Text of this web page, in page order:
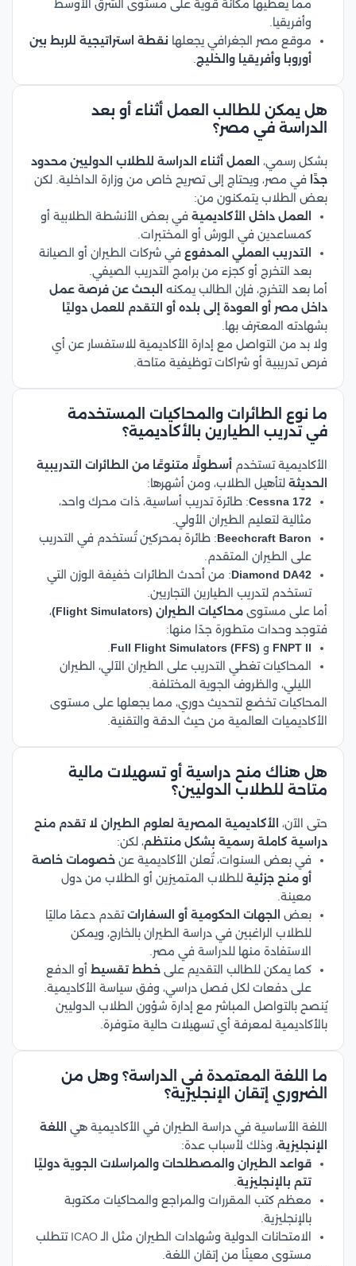
مما يعطيها مكانة قوية على مستوى الشرق الأوسط
وأفريقيا.
موقع مصر الجغرافي يجعلها نقطة استراتيجية للربط بين
أوروبا وأفريقيا والخليج
هل يمكن للطالب العمل أثناء أو بعد
الدراسة في مصر؟
بشكل رسمي،
العمل أثناء الدراسة للطلاب الدوليين محدود
جدًا في مصر، ويحتاج إلى تصريح خاص من وزارة الداخلية. لكن
بعض الطلاب يتمكنون من:
العمل داخل الأكاديمية في بعض الأنشطة الطلابية أو
كمساعدين في الورش أو المختبرات.
التدريب العملي المدفوع في شركات الطيران أو الصيانة
بعد التخرج أو كجزء من برامج التدريب الصيفي.
أما بعد التخرج، فإن الطالب يمكنه
البحث عن فرصة عمل
داخل مصر أو العودة إلى بلده أو التقدم للعمل دوليًا
بشهادته المعترف بها.
ولا بد من التواصل مع إدارة الأكاديمية للاستفسار عن أي
فرص تدريبية أو شراكات توظيفية متاحة.
ما نوع الطائرات والمحاكيات المستخدمة
في تدريب الطيارين بالأكاديمية؟
الأكاديمية تستخدم أسطولًا متنوعًا من الطائرات التدريبية
الحديثة لتأهيل الطلاب، ومن أشهرها:
Cessna 172: طائرة تدريب أساسية، ذات محرك واحد،
مثالية لتعليم الطيران الأولي.
Beechcraft Baron: طائرة بمحركين تُستخدم في التدريب
على الطيران المتقدم.
Diamond DA42: من أحدث الطائرات خفيفة الوزن التي
تستخدم لتدريب الطيارين التجاريين.
أما على مستوى محاكيات الطيران (Flight Simulators)
،
فتوجد وحدات متطورة جدًا منها:
FNPT II و Full Flight Simulators (FFS)
المحاكيات تغطي التدريب على الطيران الآلي، الطيران
الليلي، والظروف الجوية المختلفة.
المحاكيات تخضع لتحديث دوري، مما يجعلها على مستوى
الأكاديميات العالمية من حيث الدقة والتقنية.
هل هناك منح دراسية أو تسهيلات مالية
متاحة للطلاب الدوليين؟
حتى الآن، الأكاديمية المصرية لعلوم الطيران لا تقدم منح
دراسية كاملة رسمية بشكل منتظم، لكن:
في بعض السنوات، تُعلن الأكاديمية عن خصومات خاصة
أو منح جزئية للطلاب المتميزين أو الطلاب من دول
معينة.
بعض
الجهات الحكومية أو السفاراتتقدم دعمًا ماليًا
للطلاب الراغبين في دراسة الطيران بالخارج، ويمكن
الاستفادة منها للدراسة في مصر.
كما يمكن للطالب التقديم على خطط تقسيط أو الدفع
على دفعات لكل فصل دراسي، وفق سياسة الأكاديمية.
يُنصح بالتواصل المباشر مع إدارة شؤون الطلاب الدوليين
بالأكاديمية لمعرفة أي تسهيلات حالية متوفرة.
ما اللغة المعتمدة في الدراسة؟ وهل من
الضروري إتقان الإنجليزية؟
اللغة الأساسية في دراسة الطيران في الأكاديمية هي
اللغة
الإنجليزية، وذلك لأسباب عدة:
قواعد الطيران والمصطلحات والمراسلات الجوية دوليًا
تتم بالإنجليزية
معظم كتب المقررات والمراجع والمحاكيات مكتوبة
بالإنجليزية.
الامتحانات الدولية وشهادات الطيران مثل الـ ICAO تتطلب
مستوى معينًا من إتقان اللغة.